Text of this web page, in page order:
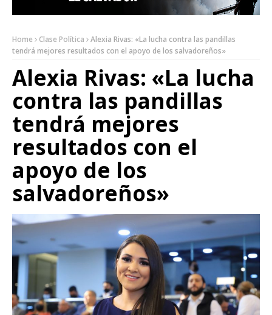
Home Clase Política
Alexia Rivas: «La lucha contra las pandillas
tendrá mejores resultados con el apoyo de los salvadoreños»
Alexia Rivas: «La lucha
contra las pandillas
tendrá mejores
resultados con el
apoyo de los
salvadoreños»